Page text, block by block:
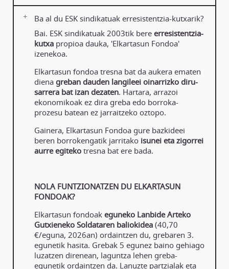
Ba al du ESK sindikatuak erresistentzia-kutxarik?
Bai. ESK sindikatuak 2003tik bere erresistentzia-
kutxa propioa dauka, 'Elkartasun Fondoa'
izenekoa.
Elkartasun fondoa tresna bat da aukera ematen
diena greban dauden langileei oinarrizko diru-
sarrera bat izan dezaten. Hartara, arrazoi
ekonomikoak ez dira greba edo borroka-
prozesu batean ez jarraitzeko oztopo.
Gainera, Elkartasun Fondoa gure bazkideei
beren borrokengatik jarritako isunei eta zigorrei
aurre egiteko tresna bat ere bada.
NOLA FUNTZIONATZEN DU ELKARTASUN
FONDOAK?
Elkartasun fondoak eguneko Lanbide Arteko
Gutxieneko Soldataren baliokidea (40,70
€/eguna, 2026an) ordaintzen du, grebaren 3.
egunetik hasita. Grebak 5 egunez baino gehiago
luzatzen direnean, laguntza lehen greba-
egunetik ordaintzen da. Lanuzte partzialak eta